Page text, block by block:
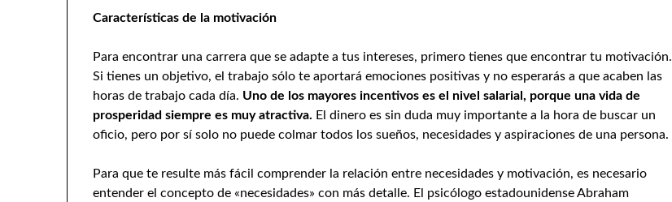
Características de la motivación
Para encontrar una carrera que se adapte a tus intereses, primero tienes que encontrar tu motivación.
Si tienes un objetivo, el trabajo sólo te aportará emociones positivas y no esperarás a que acaben las
horas de trabajo cada día. Uno de los mayores incentivos es el nivel salarial, porque una vida de
prosperidad siempre es muy atractiva. El dinero es sin duda muy importante a la hora de buscar un
oficio, pero por sí solo no puede colmar todos los sueños, necesidades y aspiraciones de una persona.
Para que te resulte más fácil comprender la relación entre necesidades y motivación, es necesario
entender el concepto de «necesidades» con más detalle. El psicólogo estadounidense Abraham